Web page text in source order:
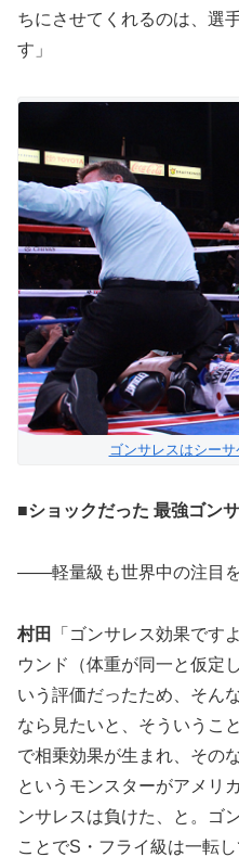
ちにさせてくれるのは、選
す」
ゴンサレスはシー
■ショックだった 最強ゴン
――軽量級も世界中の注目を
村田
「ゴンサレス効果です
ウンド（体重が同一と仮定
いう評価だったため、そん
なら見たいと、そういうこ
で相乗効果が生まれ、その
というモンスターがアメリ
ンサレスは負けた、と。ゴ
ことでS・フライ級は一転